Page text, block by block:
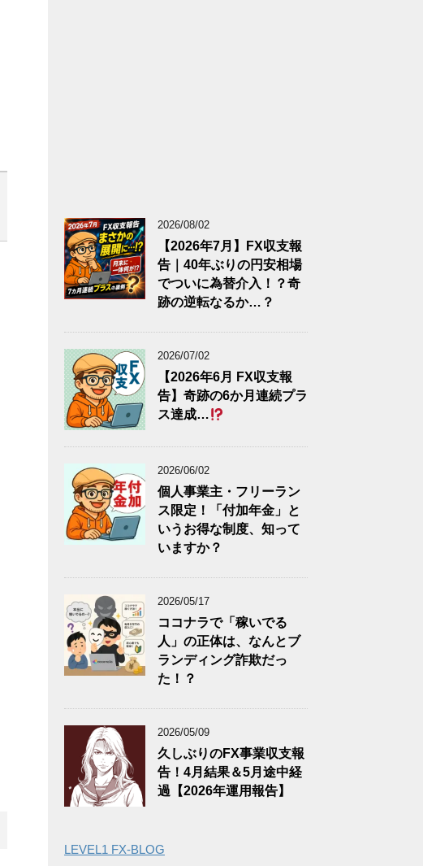
2026/08/02
【2026年7月】FX収支報
告｜40年ぶりの円安相場
でついに為替介入！？奇
跡の逆転なるか…？
2026/07/02
【2026年6月 FX収支報
告】奇跡の6か月連続プラ
ス達成…
2026/06/02
個人事業主・フリーラン
ス限定！「付加年金」と
いうお得な制度、知って
いますか？
2026/05/17
ココナラで「稼いでる
人」の正体は、なんとブ
ランディング詐欺だっ
た！？
2026/05/09
久しぶりのFX事業収支報
告！4月結果＆5月途中経
過【2026年運用報告】
LEVEL1 FX-BLOG